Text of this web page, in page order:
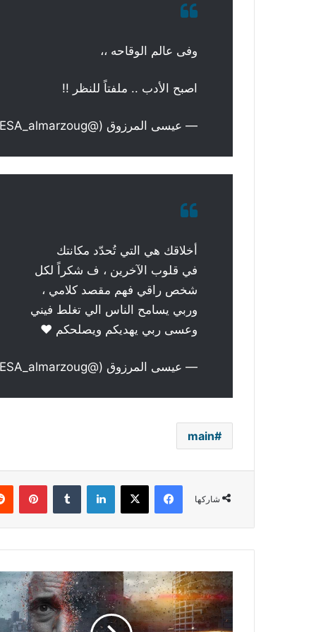
وفى عالم الوقاحه ،،
اصبح الأدب .. ملفتاً للنظر !!
— عيسى المرزوق (@ESA_almarzoug)
أخلاقك هي التي تُحدّد مكانتك
في قلوب الآخرين ، ف شكراً لكل
شخص راقي فهم مقصد كلامي ،
وربي يسامح الناس الي تغلط فيني
وعسى ربي يهديكم ويصلحكم ♥️
— عيسى المرزوق (@ESA_almarzoug)
main
شاركها
فيسبوك ‫X لينكدإن
بالفيديو
جرعة
خيال